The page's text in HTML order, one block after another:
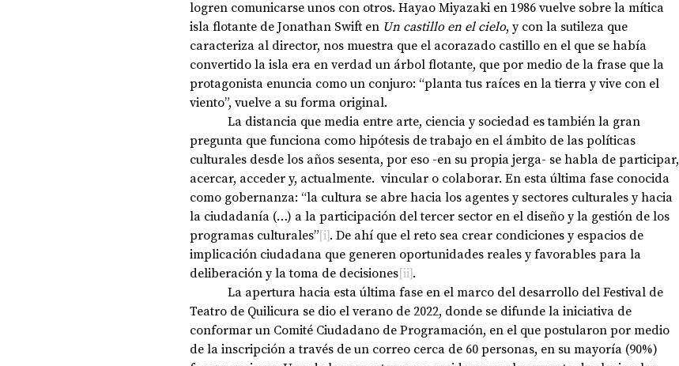
ANTROPOLOGÍA 50 AÑOS DEL GOLPE
CIENCIA Y TECNOLOGÍA
logren comunicarse unos con otros. Hayao Miyazaki en 1986 vuelve sobre la mítica
isla flotante de Jonathan Swift en Un castillo en el cielo, y con la sutileza que
caracteriza al director, nos muestra que el acorazado castillo en el que se había
convertido la isla era en verdad un árbol flotante, que por medio de la frase que la
protagonista enuncia como un conjuro: “planta tus raíces en la tierra y vive con el
viento”, vuelve a su forma original.
pregunta que funciona como hipótesis de trabajo en el ámbito de las políticas
culturales desde los años sesenta, por eso -en su propia jerga- se habla de participar,
acercar, acceder y, actualmente.  vincular o colaborar. En esta última fase conocida
como gobernanza: “la cultura se abre hacia los agentes y sectores culturales y hacia
la ciudadanía (…) a la participación del tercer sector en el diseño y la gestión de los
programas culturales”[i]. De ahí que el reto sea crear condiciones y espacios de
implicación ciudadana que generen oportunidades reales y favorables para la
deliberación y la toma de decisiones[ii].
Teatro de Quilicura se dio el verano de 2022, donde se difunde la iniciativa de
conformar un Comité Ciudadano de Programación, en el que postularon por medio
de la inscripción a través de un correo cerca de 60 personas, en su mayoría (90%)